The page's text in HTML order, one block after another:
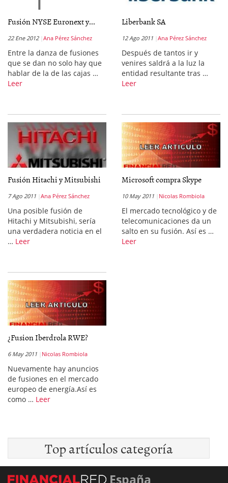
Fusión NYSE Euronext y...
22 Ene 2012 Ana Pérez Sánchez
Entre la danza de fusiones
que se dan no solo hay que
hablar de la de las cajas …
Leer
Liberbank SA
12 Ago 2011 Ana Pérez Sánchez
Después de tantos ir y
venires saldrá a la luz la
entidad resultante tras …
Leer
Fusión Hitachi y Mitsubishi
7 Ago 2011 Ana Pérez Sánchez
Una posible fusión de
Hitachi y Mitsubishi, sería
una verdadera noticia en el
… Leer
Microsoft compra Skype
10 May 2011 Nicolas Rombiola
El mercado tecnológico y de
telecomunicaciones da un
salto en su fusión. Así es …
Leer
¿Fusion Iberdrola RWE?
6 May 2011 Nicolas Rombiola
Nuevamente hay anuncios
de fusiones en el mercado
europeo de energía.Así es
como … Leer
Top artículos categoría
España